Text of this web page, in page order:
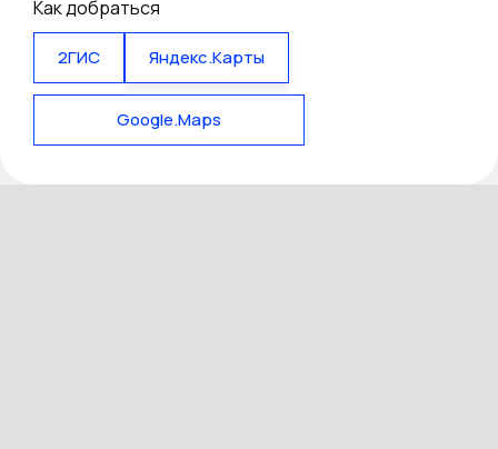
Как добраться
2ГИС Яндекс.Карты
Google.Maps